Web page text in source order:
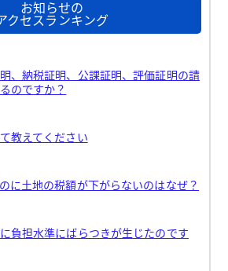
お知らせの
クセスランキング
、納税証明、公課証明、評価証明の請
のですか？
教えてください
に土地の税額が下がらないのはなぜ？
負担水準にばらつきが生じたのです